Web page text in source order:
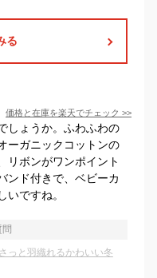
る
価格と在庫を楽天でチェック >>
しょうか。ふわふわの
ーガニックコットンの
リボンがワンポイント
ンド付きで、ベビーカ
いですね。
っと羽織れるかわいい冬